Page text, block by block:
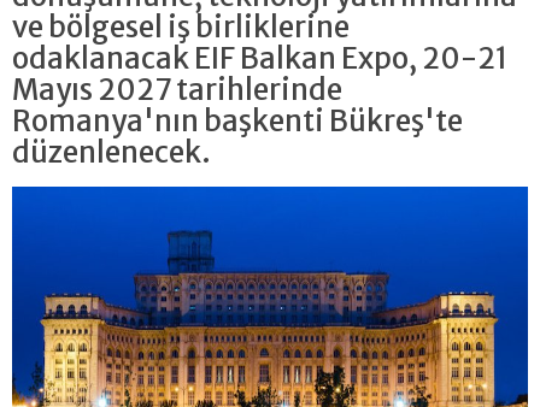
ve bölgesel iş birliklerine
odaklanacak EIF Balkan Expo, 20-21
Mayıs 2027 tarihlerinde
Romanya'nın başkenti Bükreş'te
düzenlenecek.